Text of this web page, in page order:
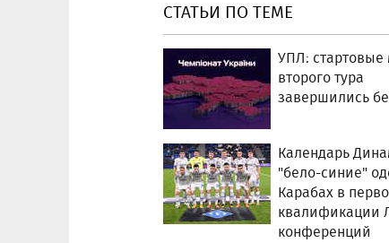
СТАТЬИ ПО ТЕМЕ
УПЛ: стартовые
второго тура
завершились
Календарь
"бело-синие"
Карабах в
квалификации
конференций